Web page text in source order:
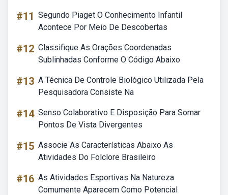
#11 Segundo Piaget O Conhecimento Infantil
Acontece Por Meio De Descobertas
#12 Classifique As Orações Coordenadas
Sublinhadas Conforme O Código Abaixo
#13 A Técnica De Controle Biológico Utilizada Pela
Pesquisadora Consiste Na
#14 Senso Colaborativo E Disposição Para Somar
Pontos De Vista Divergentes
#15 Associe As Características Abaixo As
Atividades Do Folclore Brasileiro
#16 As Atividades Esportivas Na Natureza
Comumente Aparecem Como Potencial